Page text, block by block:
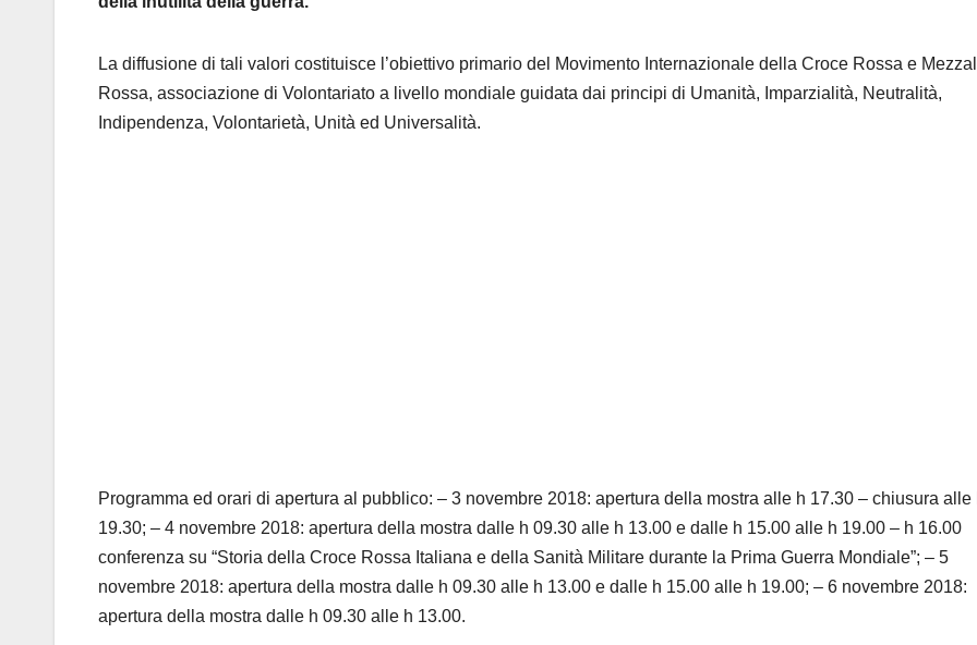
La diffusione di tali valori costituisce l’obiettivo primario del Movimento Internazionale della Croce Rossa e
Rossa, associazione di Volontariato a livello mondiale guidata dai principi di Umanità, Imparzialità, Neutralità,
Indipendenza, Volontarietà, Unità ed Universalità.
Programma ed orari di apertura al pubblico: – 3 novembre 2018: apertura della mostra alle h 17.30 – chiusura alle
19.30; – 4 novembre 2018: apertura della mostra dalle h 09.30 alle h 13.00 e dalle h 15.00 alle h 19.00 – h 16.00
conferenza su “Storia della Croce Rossa Italiana e della Sanità Militare durante la Prima Guerra Mondiale”; – 5
novembre 2018: apertura della mostra dalle h 09.30 alle h 13.00 e dalle h 15.00 alle h 19.00; – 6 novembre 2018:
apertura della mostra dalle h 09.30 alle h 13.00.